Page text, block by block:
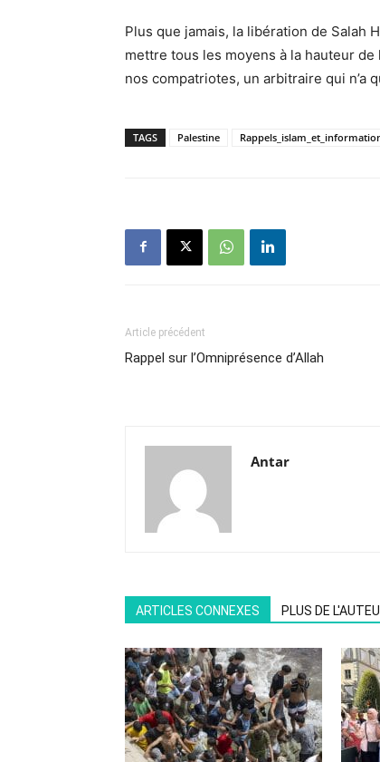
Plus que jamais, la libération de Salah
mettre tous les moyens à la hauteur
nos compatriotes, un arbitraire qui n’a
TAGS Palestine
Article précédent
Rappel sur l’Omniprésence d’Allah
Antar
ARTICLES CONNEXES PLUS DE